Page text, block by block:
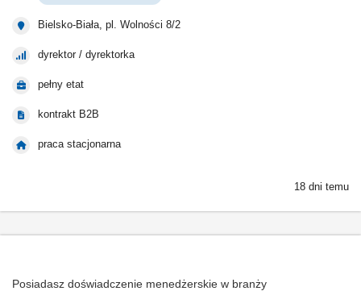
Bielsko-Biała, pl. Wolności 8/2
dyrektor / dyrektorka
pełny etat
kontrakt B2B
praca stacjonarna
18 dni temu
Posiadasz doświadczenie menedżerskie w branży